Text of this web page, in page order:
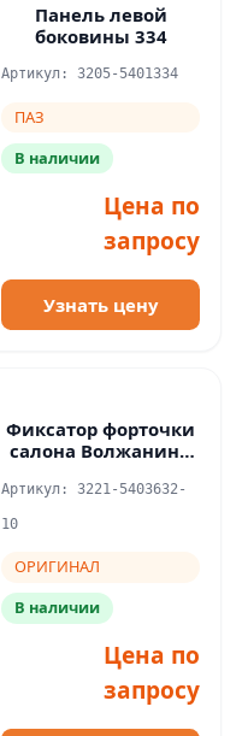
Панель левой
боковины 334
Артикул: 3205-5401334
ПАЗ
В наличии
Цена по
запросу
Узнать цену
Фиксатор форточки
салона Волжанин /
Артикул: 3221-5403632-
10
ОРИГИНАЛ
В наличии
Цена по
запросу